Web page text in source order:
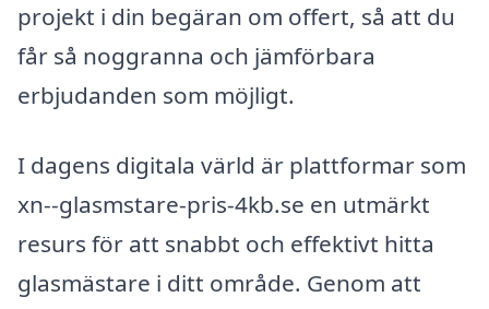
projekt i din begäran om offert, så att du
får så noggranna och jämförbara
erbjudanden som möjligt.
I dagens digitala värld är plattformar som
xn--glasmstare-pris-4kb.se en utmärkt
resurs för att snabbt och effektivt hitta
glasmästare i ditt område. Genom att